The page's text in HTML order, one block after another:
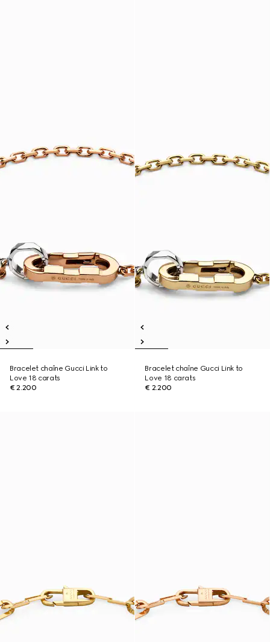
Bracelet chaîne Gucci Link to
Love 18 carats
€ 2.200
Bracelet chaîne Gucci Link to
Love 18 carats
€ 2.200